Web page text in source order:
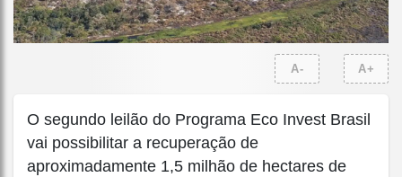
A- A+
O segundo leilão do Programa Eco Invest Brasil
vai possibilitar a recuperação de
aproximadamente 1,5 milhão de hectares de